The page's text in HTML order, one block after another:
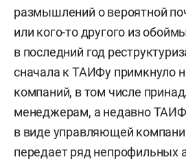
размышлений о вероятной
или кого-то другого из
в последний год
сначала к ТАИФу примкнуло
компаний, в том числе
менеджерам, а недавно ТАИФ
в виде управляющей
передает ряд непрофильных